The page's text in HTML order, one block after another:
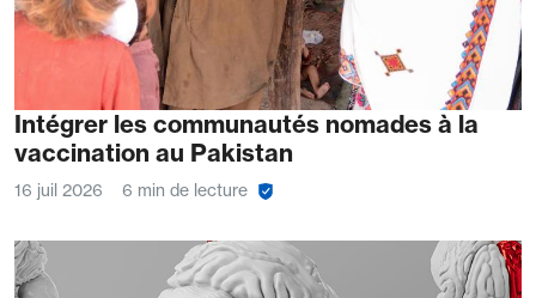
Intégrer les communautés nomades à la
vaccination au Pakistan
16 juil 2026 6 min de lecture